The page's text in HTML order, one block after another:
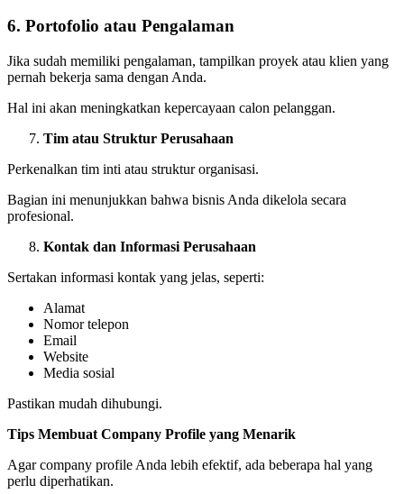
6. Portofolio atau Pengalaman
Jika sudah memiliki pengalaman, tampilkan proyek atau klien yang
pernah bekerja sama dengan Anda.
Hal ini akan meningkatkan kepercayaan calon pelanggan.
Tim atau Struktur Perusahaan
Perkenalkan tim inti atau struktur organisasi.
Bagian ini menunjukkan bahwa bisnis Anda dikelola secara
profesional.
Kontak dan Informasi Perusahaan
Sertakan informasi kontak yang jelas, seperti:
Alamat
Nomor telepon
Email
Website
Media sosial
Pastikan mudah dihubungi.
Tips Membuat Company Profile yang Menarik
Agar company profile Anda lebih efektif, ada beberapa hal yang
perlu diperhatikan.